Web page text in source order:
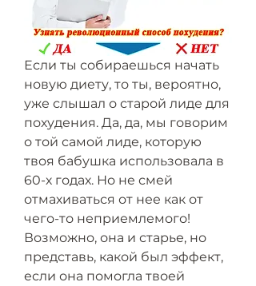
Если ты собираешься начать
новую диету, то ты, вероятно,
уже слышал о старой лиде для
похудения. Да, да, мы говорим
о той самой лиде, которую
твоя бабушка использовала в
60-х годах. Но не смей
отмахиваться от нее как от
чего-то неприемлемого!
Возможно, она и старье, но
представь, какой был эффект,
если она помогла твоей